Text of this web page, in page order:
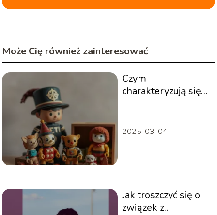
Może Cię również zainteresować
Czym
charakteryzują się
2025-03-04
Jak troszczyć się o
związek z